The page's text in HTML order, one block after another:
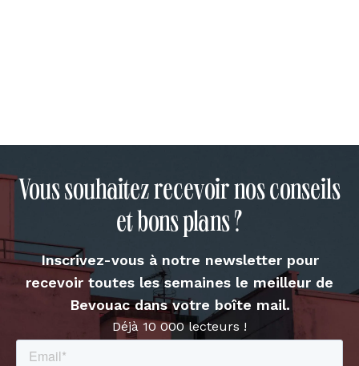
Vous souhaitez recevoir nos conseils
et bons plans ?
Inscrivez-vous à notre newsletter pour
recevoir toutes les semaines le meilleur de
Bevouac dans votre boîte mail.
Déjà 10 000 lecteurs !